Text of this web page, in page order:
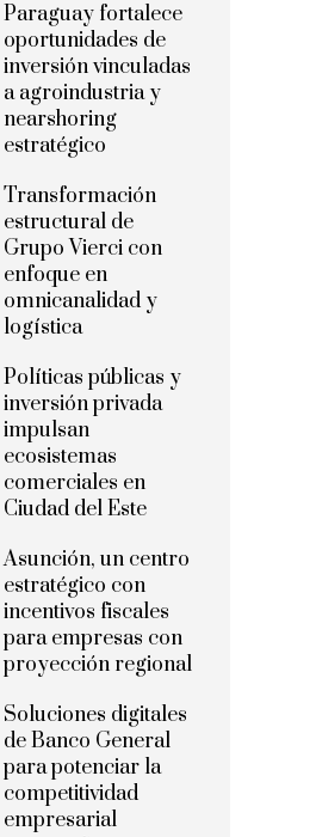
Paraguay fortalece
oportunidades de
inversión vinculadas
a agroindustria y
nearshoring
estratégico
Transformación
estructural de
Grupo Vierci con
enfoque en
omnicanalidad y
logística
Políticas públicas y
inversión privada
impulsan
ecosistemas
comerciales en
Ciudad del Este
Asunción, un centro
estratégico con
incentivos fiscales
para empresas con
proyección regional
Soluciones digitales
de Banco General
para potenciar la
competitividad
empresarial